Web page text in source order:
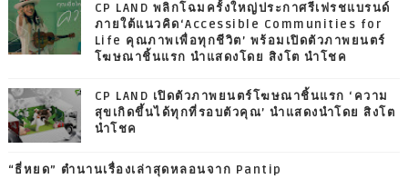
CP LAND พลิกโฉมครั้งใหญ่ประกาศรีเฟรชแบรนด์
ภายใต้แนวคิด‘Accessible Communities for
Life คุณภาพเพื่อทุกชีวิต’ พร้อมเปิดตัวภาพยนตร์
โฆษณาชิ้นแรก นำแสดงโดย สิงโต นำโชค
CP LAND เปิดตัวภาพยนตร์โฆษณาชิ้นแรก ‘ความ
สุขเกิดขึ้นได้ทุกที่รอบตัวคุณ’ นำแสดงนำโดย สิงโต
นำโชค
“ธี่หยด” ตำนานเรื่องเล่าสุดหลอนจาก Pantip